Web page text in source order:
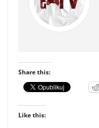
Share this:
Like this: